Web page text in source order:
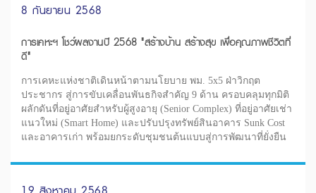
8 กันยายน 2568
การเคหะฯ โชว์ผลงานปี 2568 "สร้างบ้าน สร้างสุข เพื่อคุณภาพชีวิตที่
ดี"
การเคหะแห่งชาติเดินหน้าตามนโยบาย พม. 5x5 ฝ่าวิกฤต
ประชากร สู่การขับเคลื่อนพันธกิจสำคัญ 9 ด้าน ครอบคลุมทุกมิติ
ผลักดันที่อยู่อาศัยสำหรับผู้สูงอายุ (Senior Complex) ที่อยู่อาศัยเช่า
แนวใหม่ (Smart Home) และปรับปรุงทรัพย์สินอาคาร Sunk Cost
และอาคารเก่า พร้อมยกระดับชุมชนต้นแบบสู่การพัฒนาที่ยั่งยืน